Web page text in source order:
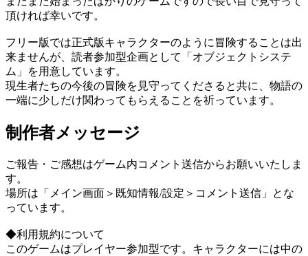
頂ければ幸いです。
フリー版では正式版キャラクターのように冒険することは出
来ませんが、読者参加型企画として「オブジェクトシステ
ム」を用意しています。
現生者たちの今後の冒険を見守ってくださると共に、物語の
一端に少しだけ関わってもらえることを祈っています。
制作者メッセージ
ご報告・ご感想はゲーム内コメント送信からお願いいたしま
す。
場所は「メイン画面＞既知情報/設定＞コメント送信」とな
っています。
◆利用規約について
このゲームはプレイヤー参加型です。キャラクターには中の